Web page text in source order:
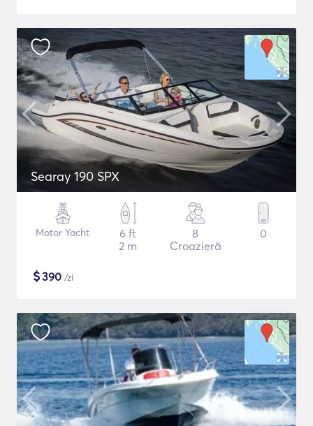
Searay 190 SPX
Motor Yacht
6 ft
2 m
8
Croazieră
0
$390 /zi